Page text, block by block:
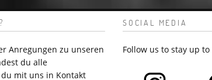
Anregungen zu unseren
du alle
mit uns in Kontakt
SOCIAL MEDIA
Follow us to stay up to